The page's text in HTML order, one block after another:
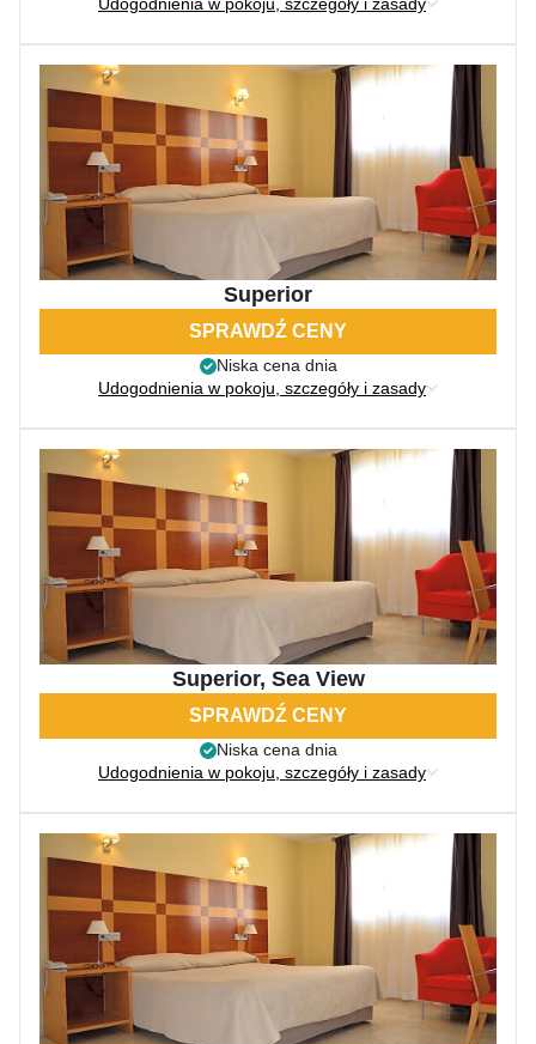
Superior
SPRAWDŹ CENY
Niska cena dnia
Udogodnienia w pokoju, szczegóły i zasady
Superior, Sea View
SPRAWDŹ CENY
Niska cena dnia
Udogodnienia w pokoju, szczegóły i zasady